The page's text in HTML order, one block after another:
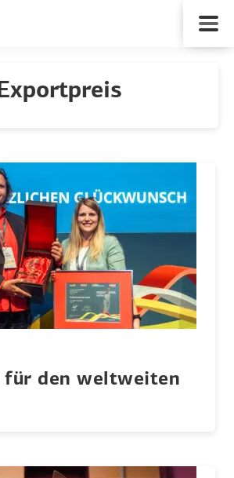
für den weltweiten